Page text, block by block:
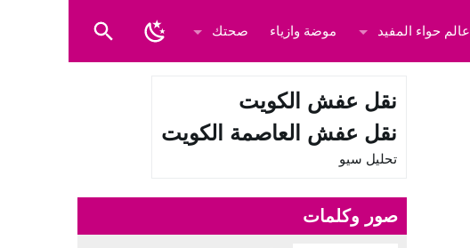
عالم حواء المفيد موضة وازياء صحتك
نقل عفش الكويت
نقل عفش العاصمة الكويت
تحليل سيو
صور وكلمات